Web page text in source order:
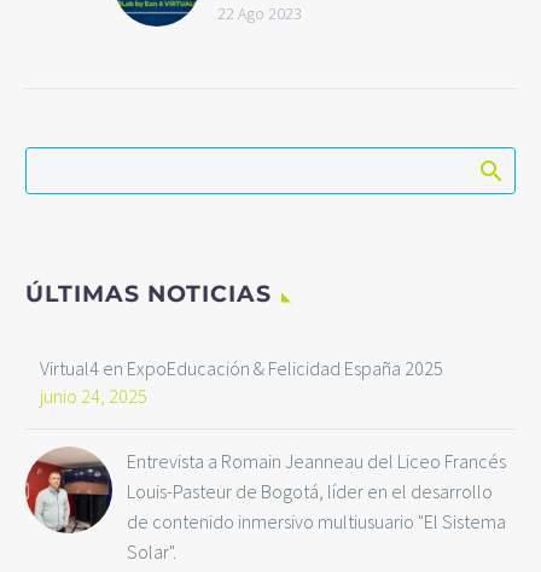
la versión 2.0
inmersivos.
22 Ago 2023
ÚLTIMAS NOTICIAS
Virtual4 en ExpoEducación & Felicidad España 2025
junio 24, 2025
Entrevista a Romain Jeanneau del Liceo Francés
Louis-Pasteur de Bogotá, líder en el desarrollo
de contenido inmersivo multiusuario "El Sistema
Solar".